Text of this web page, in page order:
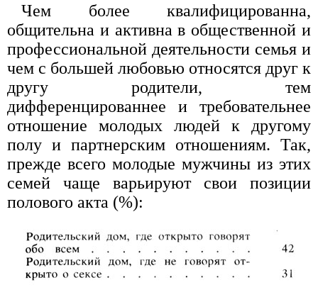
Чем более квалифицированна,
общительна и активна в общественной и
профессиональной деятельности семья и
чем с большей любовью относятся друг к
другу родители, тем
дифференцированнее и требовательнее
отношение молодых людей к другому
полу и партнерским отношениям. Так,
прежде всего молодые мужчины из этих
семей чаще варьируют свои позиции
полового акта (%):